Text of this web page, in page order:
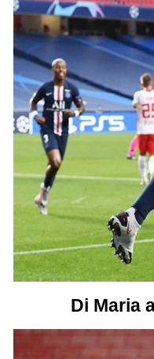
Di Maria